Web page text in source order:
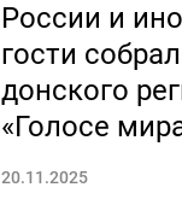
России и
гости
донского
«Голосе
20.11.2025